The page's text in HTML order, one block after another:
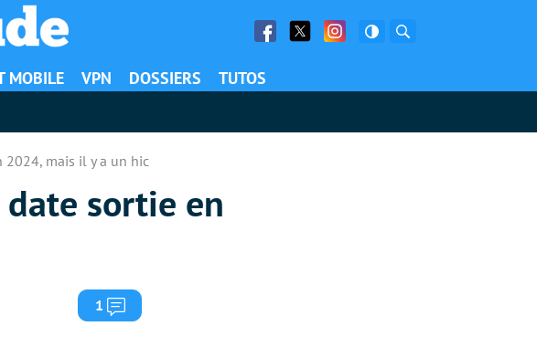
Facebook
Twitter Facebook
MOBILE VPN DOSSIERS TUTOS
2024, mais il y a un hic
sortie en
1 Commentaires